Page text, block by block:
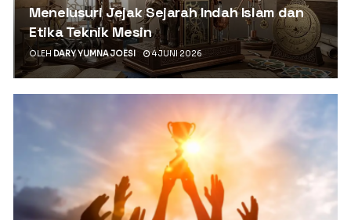
Menelusuri Jejak Sejarah Indah Islam dan
Etika Teknik Mesin
OLEH DARY YUMNA JOESI 4 JUNI 2026